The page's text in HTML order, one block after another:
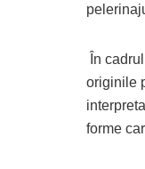
În
originile
forme